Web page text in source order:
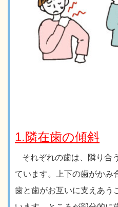
1.隣在歯の傾斜
それぞれの歯は、隣り合
ています。上下の歯がかみ
歯と歯がお互いに支えあう